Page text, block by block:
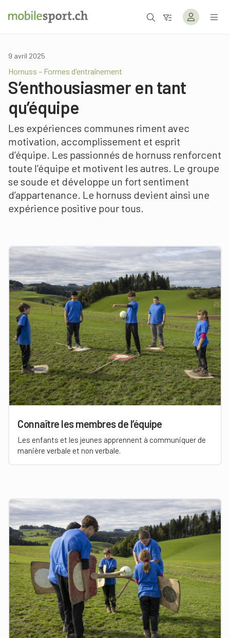
9 avril 2025
Hornuss – Formes d'entraînement
S’enthousiasmer en tant
qu’équipe
Les expériences communes riment avec
motivation, accomplissement et esprit
d’équipe. Les passionnés de hornuss renforcent
toute l’équipe et motivent les autres. Le groupe
se soude et développe un fort sentiment
d’appartenance. Le hornuss devient ainsi une
expérience positive pour tous.
Connaître les membres de l’équipe
Les enfants et les jeunes apprennent à communiquer de
manière verbale et non verbale.